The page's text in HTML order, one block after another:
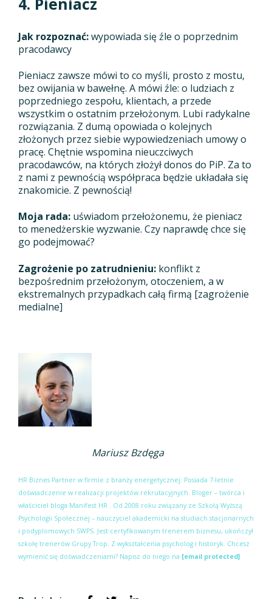
Jak rozpoznać:wypowiada się źle o poprzednim
pracodawcy
Pieniacz zawsze mówi to co myśli, prosto z mostu,
bez owijania w bawełnę. A mówi źle: o ludziach z
poprzedniego zespołu, klientach, a przede
wszystkim o ostatnim przełożonym. Lubi radykalne
rozwiązania. Z dumą opowiada o kolejnych
złożonych przez siebie wypowiedzeniach umowy o
pracę. Chętnie wspomina nieuczciwych
pracodawców, na których złożył donos do PiP. Za to
z nami z pewnością współpraca będzie układała się
znakomicie. Z pewnością!
Moja rada: uświadom przełożonemu, że pieniacz
to menedżerskie wyzwanie. Czy naprawdę chce się
go podejmować?
Zagrożenie po zatrudnieniu: konflikt z
bezpośrednim przełożonym, otoczeniem, a w
ekstremalnych przypadkach całą firmą [zagrożenie
medialne]
Mariusz Bzdęga
HR Biznes Partner w firmie z branży energetycznej. Posiada 7-letnie
doświadczenie w realizacji projektów rekrutacyjnych. Bloger – twórca i
właściciel bloga Manifest HR . Od 2008 roku związany ze Szkołą Wyższą
Psychologii Społecznej – nauczyciel akademicki na studiach stacjonarnych
i podyplomowych SWPS. Jest certyfikowanym trenerem biznesu, ukończył
szkołę trenerów Grupy Trop. Z wykształcenia psycholog i historyk. Chcesz
wymienić się doświadczeniami? Napisz do niego na [email protected]